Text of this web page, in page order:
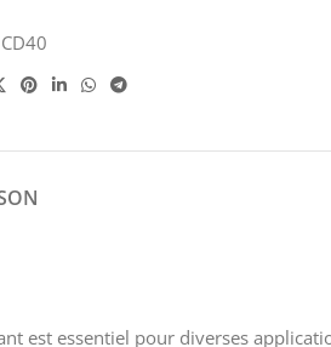
est essentiel pour diverses